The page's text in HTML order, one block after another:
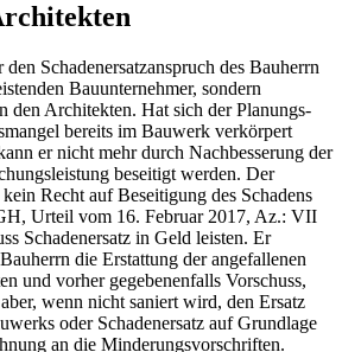
Schadenersatzanspruch des Bauherrn
Bauunternehmer, sondern
den Architekten. Hat sich der Planungs-
bereits im Bauwerk verkörpert
er nicht mehr durch Nachbesserung der
beseitigt werden. Der
Recht auf Beseitigung des Schadens
Urteil vom 16. Februar 2017, Az.: VII
Schadenersatz in Geld leisten. Er
die Erstattung der angefallenen
und vorher gegebenenfalls Vorschuss,
wenn nicht saniert wird, den Ersatz
oder Schadenersatz auf Grundlage
an die Minderungsvorschriften.